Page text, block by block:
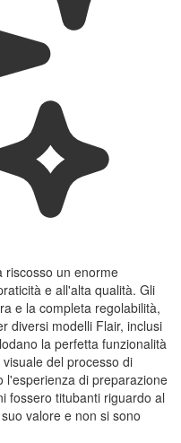
un enorme
e all'alta qualità. Gli
e la completa regolabilità,
diversi modelli Flair, inclusi
la perfetta funzionalità
del processo di
l'esperienza di preparazione
fossero titubanti riguardo al
valore e non si sono